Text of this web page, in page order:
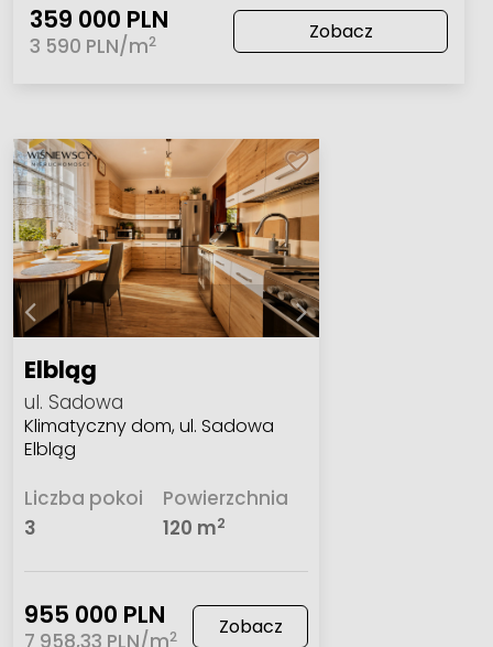
359 000 PLN
3 590 PLN/m2 Zobacz
Elbląg
ul. Sadowa
Klimatyczny dom, ul. Sadowa
Elbląg
Liczba pokoi
3
Powierzchnia
120 m2
955 000 PLN
7 958,33 PLN/m2 Zobacz